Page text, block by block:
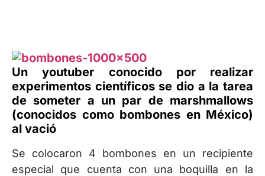
Un youtuber conocido por realizar
experimentos científicos se dio a la tarea
de someter a un par de marshmallows
(conocidos como bombones en México)
al vació
Se colocaron 4 bombones en un recipiente
especial que cuenta con una boquilla en la